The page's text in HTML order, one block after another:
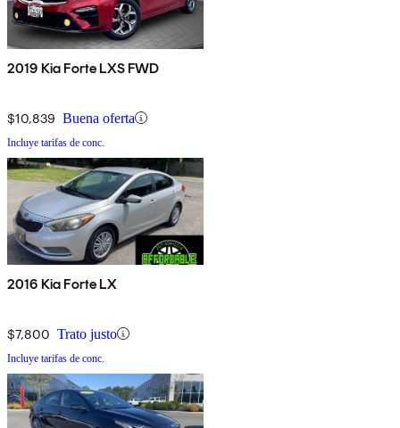
2019 Kia Forte LXS FWD
$10,839 Buena oferta
Incluye tarifas de conc.
2016 Kia Forte LX
$7,800 Trato justo
Incluye tarifas de conc.